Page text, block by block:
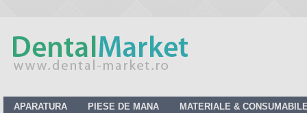
APARATURA PIESE DE MANA MATERIALE &